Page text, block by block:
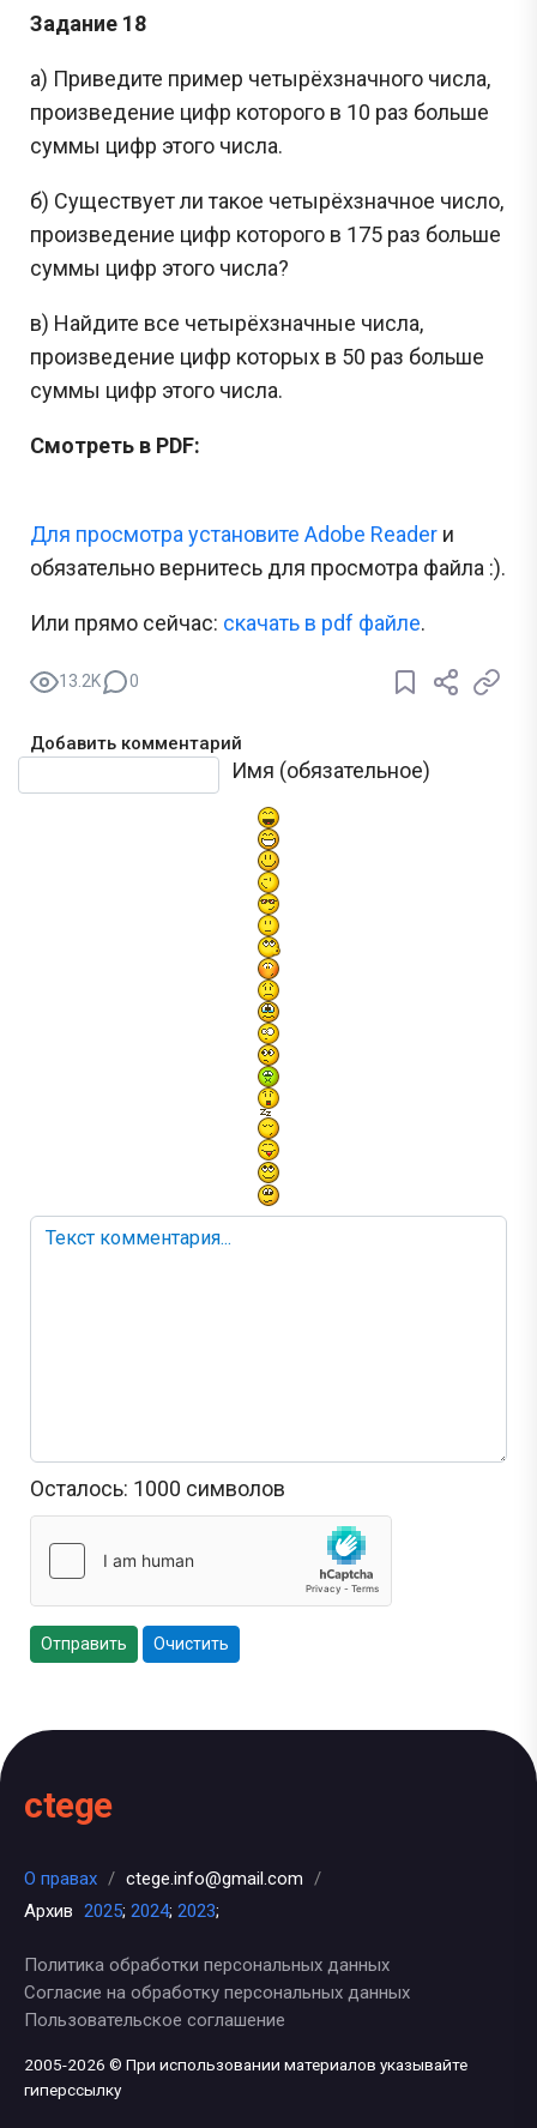
Задание 18
а) Приведите пример четырёхзначного числа,
произведение цифр которого в 10 раз больше
суммы цифр этого числа.
б) Существует ли такое четырёхзначное число,
произведение цифр которого в 175 раз больше
суммы цифр этого числа?
в) Найдите все четырёхзначные числа,
произведение цифр которых в 50 раз больше
суммы цифр этого числа.
Смотреть в PDF:
Для просмотра установите Adobe Reader и
обязательно вернитесь для просмотра файла :).
Или прямо сейчас: cкачать в pdf файле.
13.2K 0
Добавить комментарий
Имя (обязательное)
Осталось: 1000 символов
Отправить Очистить
ctege
О правах / ctege.info@gmail.com /
Архив 2025; 2024; 2023;
Политика обработки персональных данных
Согласие на обработку персональных данных
Пользовательское соглашение
2005-2026 © При использовании материалов указывайте
гиперссылку